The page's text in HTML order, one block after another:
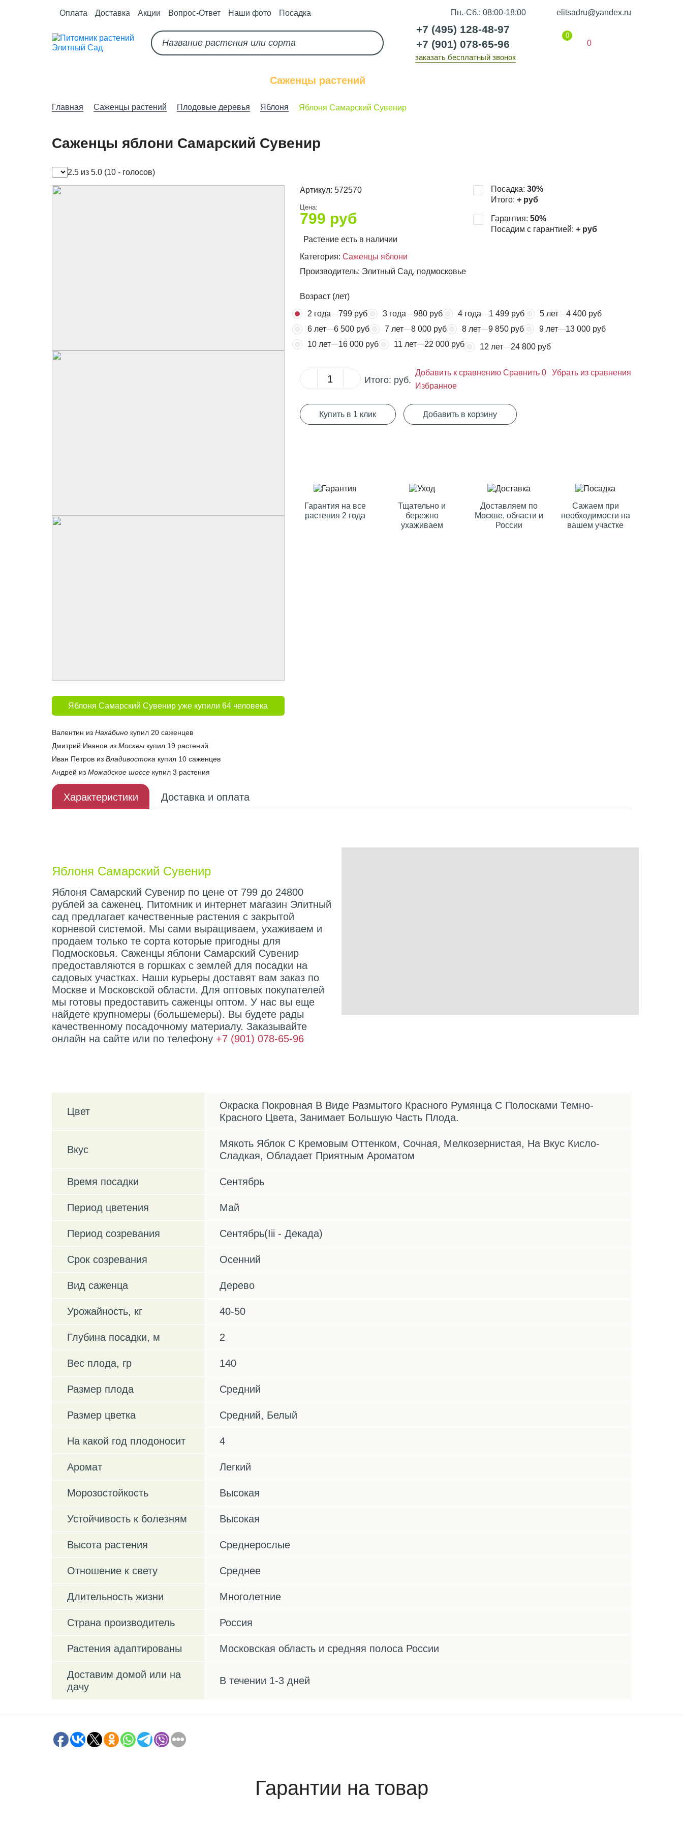
Оплата Доставка Акции Вопрос-Ответ Наши фото Посадка Пн.-Сб.: 08:00-18:00 elitsadru@yandex.ru
+7 (495) 128-48-97
+7 (901) 078-65-96
заказать бесплатный звонок
0
0
Саженцы растений
Главная Саженцы растений Плодовые деревья Яблоня Яблоня Самарский Сувенир
Саженцы яблони Самарский Сувенир
2.5 из 5.0 (10 - голосов)
Яблоня Самарский Сувенир уже купили 64 человека
Валентин из Нахабино купил 20 саженцев
Дмитрий Иванов из Москвы купил 19 растений
Иван Петров из Владивостока купил 10 саженцев
Андрей из Можайское шоссе купил 3 растения
Артикул: 572570
Цена:
799 руб
Растение есть в наличии
Категория: Саженцы яблони
Посадка: 30%
Итого: +руб
Гарантия: 50%
Посадим с гарантией: +руб
Производитель: Элитный Сад, подмосковье
Возраст (лет)
2 года
799 руб 3 года 980 руб 4 года 1 499 руб 5 лет
4 400 руб
6 лет
6 500 руб 7 лет 8 000 руб 8 лет 9 850 руб 9 лет
13 000 руб
10 лет
16 000 руб 11 лет 22 000 руб 12 лет 24 800 руб
Итого: руб.
Добавить к сравнению Сравнить 0
Убрать из сравнения
Избранное
Купить в 1 клик Добавить в корзину
Гарантия на все
растения 2 года
Тщательно и
бережно
ухаживаем
Доставляем по
Москве, области и
России
Сажаем при
необходимости на
вашем участке
Характеристики Доставка и оплата
Яблоня Самарский Сувенир
Яблоня Самарский Сувенир по цене от 799 до 24800
рублей за саженец. Питомник и интернет магазин Элитный
сад предлагает качественные растения с закрытой
корневой системой. Мы сами выращиваем, ухаживаем и
продаем только те сорта которые пригодны для
Подмосковья. Саженцы яблони Самарский Сувенир
предоставляются в горшках с землей для посадки на
садовых участках. Наши курьеры доставят вам заказ по
Москве и Московской области. Для оптовых покупателей
мы готовы предоставить саженцы оптом. У нас вы еще
найдете крупномеры (большемеры). Вы будете рады
качественному посадочному материалу. Заказывайте
онлайн на сайте или по телефону +7 (901) 078-65-96
Цвет
Окраска Покровная В Виде Размытого Красного Румянца С Полосками Темно-
Красного Цвета, Занимает Большую Часть Плода.
Вкус
Мякоть Яблок С Кремовым Оттенком, Сочная, Мелкозернистая, На Вкус Кисло-
Сладкая, Обладает Приятным Ароматом
Время посадки Сентябрь
Период цветения Май
Период созревания Сентябрь(Iii - Декада)
Срок созревания Осенний
Вид саженца Дерево
Урожайность, кг 40-50
Глубина посадки, м 2
Вес плода, гр 140
Размер плода Средний
Размер цветка Средний, Белый
На какой год плодоносит 4
Аромат Легкий
Морозостойкость Высокая
Устойчивость к болезням Высокая
Высота растения Среднерослые
Отношение к свету Среднее
Длительность жизни Многолетние
Страна производитель Россия
Растения адаптированы Московская область и средняя полоса России
Доставим домой или на
дачу
В течении 1-3 дней
Гарантии на товар